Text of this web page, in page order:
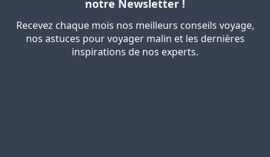
notre Newsletter !
Recevez chaque mois nos meilleurs conseils voyage,
nos astuces pour voyager malin et les dernières
inspirations de nos experts.